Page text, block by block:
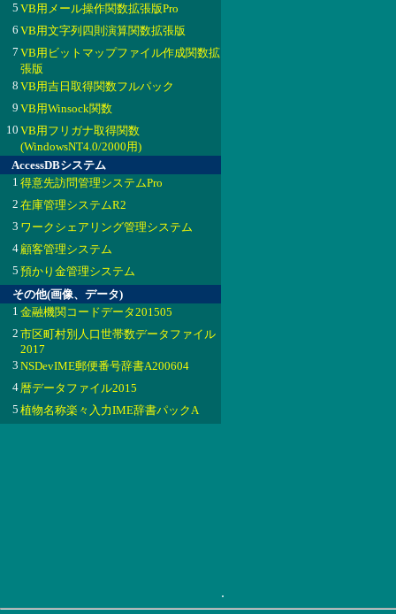
5 VB用メール操作関数拡張版Pro
6 VB用文字列四則演算関数拡張版
7 VB用ビットマップファイル作成関数拡
張版
8 VB用吉日取得関数フルパック
9 VB用Winsock関数
10 VB用フリガナ取得関数
(WindowsNT4.0/2000用)
AccessDBシステム
1 得意先訪問管理システムPro
2 在庫管理システムR2
3 ワークシェアリング管理システム
4顧客管理システム
5 預かり金管理システム
その他(画像、データ)
1 金融機関コードデータ201505
2 市区町村別人口世帯数データファイル
2017
3 NSDevIME郵便番号辞書A200604
4暦データファイル2015
5 植物名称楽々入力IME辞書パックA
.